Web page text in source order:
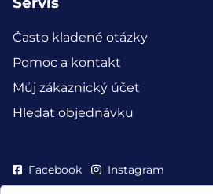
Často kladené otázky
Pomoc a kontakt
Můj zákaznický účet
Hledat objednávku
Facebook Instagram